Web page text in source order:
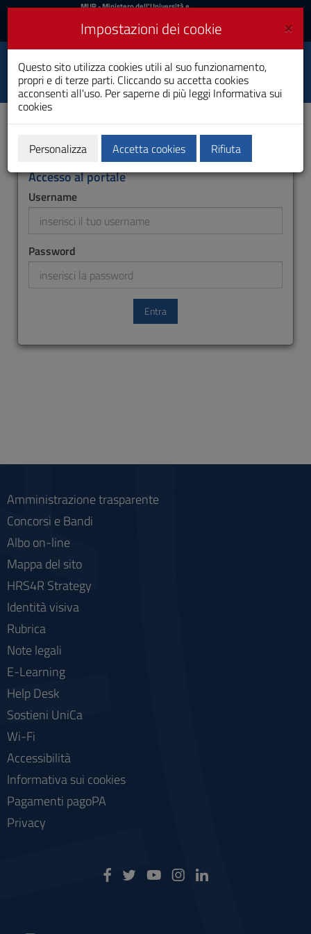
Vai
al
navigazione
sito
MIUR
Accedi
MUR- Ministero dell'Università e
Accedi UniCA News
Toggle
navigation
Università degli
Studi di Cagliari
Accesso al portale
Username
Password
Amministrazione trasparente
Concorsi e Bandi
Albo on-line
Mappa del sito
HRS4R Strategy
Identità visiva
Rubrica
Note legali
E-Learning
Help Desk
Sostieni UniCa
Wi-Fi
Accessibilità
Informativa sui cookies
Pagamenti pagoPA
Privacy
×
Impostazioni dei cookie
Questo sito utilizza cookies utili al suo funzionamento,
propri e di terze parti. Cliccando su accetta cookies
acconsenti all'uso. Per saperne di più leggi Informativa sui
cookies
Personalizza Accetta cookies Rifiuta